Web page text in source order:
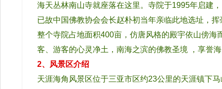
海天丛林南山寺就座落在这里。寺院于1995年启建
已故中国佛教协会会长赵朴初当年亲临此地选址，挥
整个寺院占地面积400亩，仿唐风格的殿宇依山傍
客、游客的心灵净土，南海之滨的佛教圣境 ，享誉
2、风景区介绍
天涯海角风景区位于三亚市区约23公里的天涯镇下